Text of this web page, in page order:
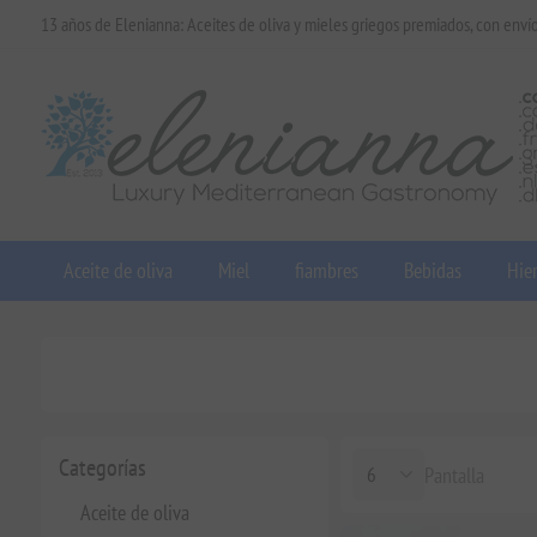
13 años de Elenianna: Aceites de oliva y mieles griegos premiados, con
Aceite de oliva Miel fiambres Bebidas
Categorías
Aceite de oliva